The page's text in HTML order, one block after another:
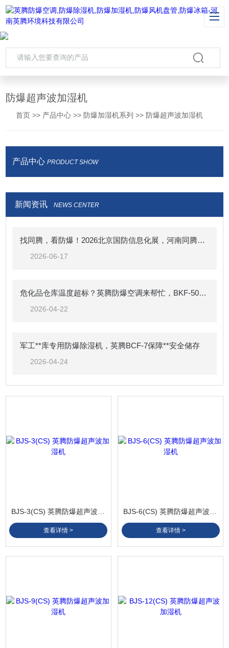
防爆超声波加湿机
首页 >> 产品中心 >> 防爆加湿机系列 >> 防爆超声波加湿机
产品中心 PRODUCT SHOW
新闻资讯 NEWS CENTER
找同腾，看防爆！2026北京国防信息化展，河南同腾与您面对面
2026-06-17
危化品仓库温度超标？英腾防爆空调来帮忙，BKF-50-Ex 强劲制冷，安全可靠
2026-04-22
军工**库专用防爆除湿机，英腾BCF-7保障**安全储存
2026-04-24
查看详情 > 查看详情 >